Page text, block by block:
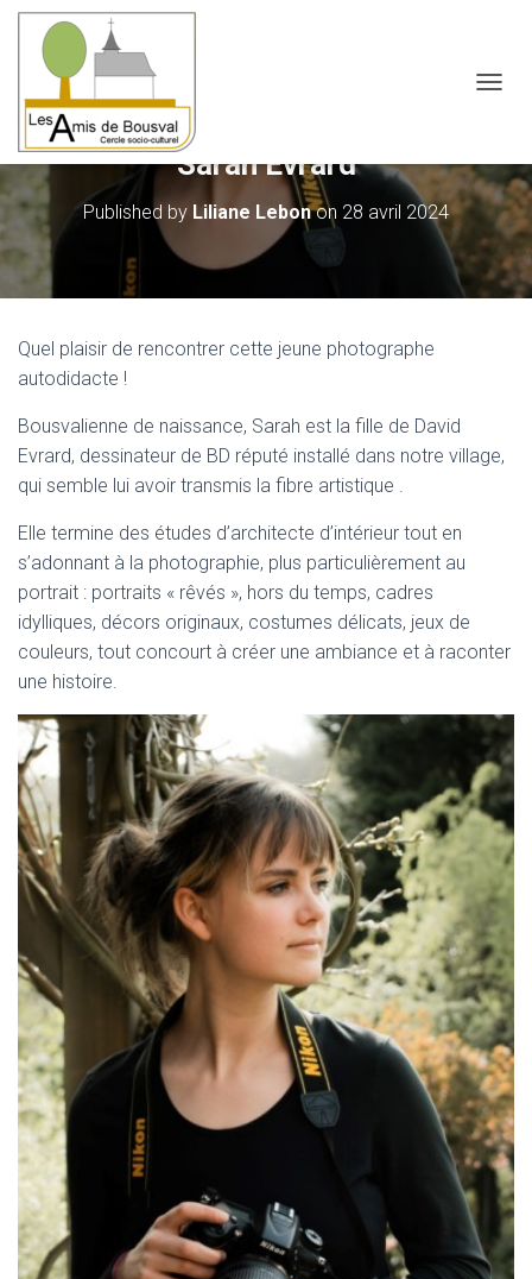
Sarah Evrard
Published by Liliane Lebonon 28 avril 2024
Quel plaisir de rencontrer cette jeune photographe
autodidacte !
Bousvalienne de naissance, Sarah est la fille de David
Evrard, dessinateur de BD réputé installé dans notre village,
qui semble lui avoir transmis la fibre artistique .
Elle termine des études d’architecte d’intérieur tout en
s’adonnant à la photographie, plus particulièrement au
portrait : portraits « rêvés », hors du temps, cadres
idylliques, décors originaux, costumes délicats, jeux de
couleurs, tout concourt à créer une ambiance et à raconter
une histoire.